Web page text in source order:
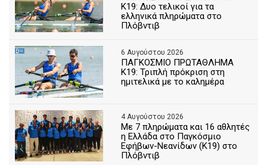
Κ19: Δυο τελικοί για τα
ελληνικά πληρώματα στο
Πλόβντιβ
6 Αυγούστου 2026
ΠΑΓΚΟΣΜΙΟ ΠΡΩΤΑΘΛΗΜΑ
Κ19: Τριπλή πρόκριση στη
ημιτελικά με το καλημέρα
4 Αυγούστου 2026
Με 7 πληρώματα και 16 αθλητές
η Ελλάδα στο Παγκόσμιο
Εφήβων-Νεανίδων (Κ19) στο
Πλόβντιβ